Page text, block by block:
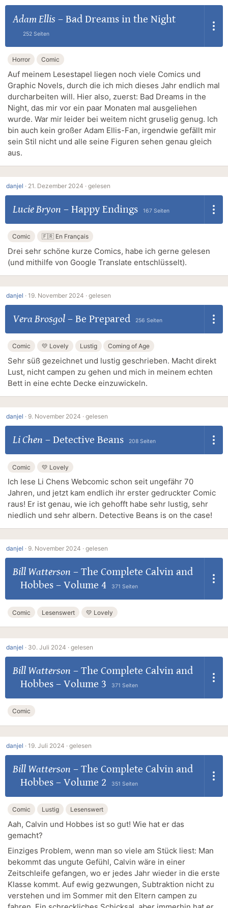
Adam Ellis – Bad Dreams in the Night
252 Seiten
Horror Comic
Auf meinem Lesestapel liegen noch viele Comics und
Graphic Novels, durch die ich mich dieses Jahr endlich mal
durcharbeiten will. Hier also, zuerst: Bad Dreams in the
Night, das mir vor ein paar Monaten mal ausgeliehen
wurde. War mir leider bei weitem nicht gruselig genug. Ich
bin auch kein großer Adam Ellis-Fan, irgendwie gefällt mir
sein Stil nicht und alle seine Figuren sehen genau gleich
aus.
danjel · 21. Dezember 2024 · gelesen
Lucie Bryon – Happy Endings 167 Seiten
Comic 🇫🇷 En Français
Drei sehr schöne kurze Comics, habe ich gerne gelesen
(und mithilfe von Google Translate entschlüsselt).
danjel · 19. November 2024 · gelesen
Vera Brosgol– Be Prepared 256 Seiten
Comic 💛 Lovely Lustig Coming of Age
Sehr süß gezeichnet und lustig geschrieben. Macht direkt
Lust, nicht campen zu gehen und mich in meinem echten
Bett in eine echte Decke einzuwickeln.
danjel · 9. November 2024 · gelesen
Li Chen – Detective Beans 208 Seiten
Comic 💛 Lovely
Ich lese Li Chens Webcomic schon seit ungefähr 70
Jahren, und jetzt kam endlich ihr erster gedruckter Comic
raus! Er ist genau, wie ich gehofft habe sehr lustig, sehr
niedlich und sehr albern. Detective Beans is on the case!
danjel · 9. November 2024 · gelesen
Bill Watterson – The Complete Calvin and
Hobbes – Volume 4
371 Seiten
Comic Lesenswert 💛 Lovely
danjel · 30. Juli 2024 · gelesen
Bill Watterson – The Complete Calvin and
Hobbes – Volume 3
371 Seiten
Comic
danjel · 19. Juli 2024 · gelesen
Bill Watterson – The Complete Calvin and
Hobbes – Volume 2
351 Seiten
Comic Lustig Lesenswert
Aah, Calvin und Hobbes ist so gut! Wie hat er das
gemacht?
Einziges Problem, wenn man so viele am Stück liest: Man
bekommt das ungute Gefühl, Calvin wäre in einer
Zeitschleife gefangen, wo er jedes Jahr wieder in die erste
Klasse kommt. Auf ewig gezwungen, Subtraktion nicht zu
verstehen und im Sommer mit den Eltern campen zu